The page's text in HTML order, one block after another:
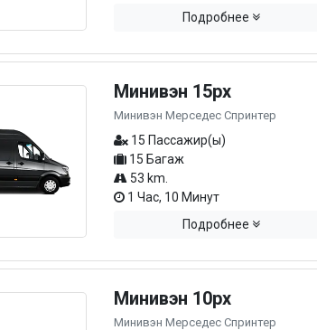
Подробнее
Минивэн 15px
Минивэн Мерседес Спринтер
15 Пассажир(ы)
15 Багаж
53 km.
1 Час, 10 Минут
Подробнее
Минивэн 10px
Минивэн Мерседес Спринтер